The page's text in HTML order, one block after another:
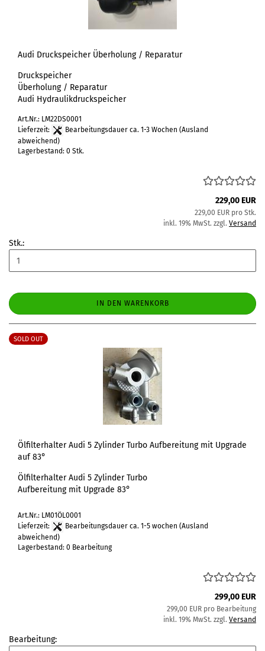
Audi Druckspeicher Überholung / Reparatur
Druckspeicher
Überholung / Reparatur
Audi Hydraulikdruckspeicher
Art.Nr.: LM22DS0001
Lieferzeit:
Bearbeitungsdauer ca. 1-3 Wochen (Ausland
abweichend)
Lagerbestand: 0 Stk.
229,00 EUR
229,00 EUR pro Stk.
inkl. 19% MwSt. zzgl. Versand
Stk.:
IN DEN WARENKORB
SOLD OUT
Ölfilterhalter Audi 5 Zylinder Turbo Aufbereitung mit Upgrade
auf 83°
Ölfilterhalter Audi 5 Zylinder Turbo
Aufbereitung mit Upgrade 83°
Art.Nr.: LM01ÖL0001
Lieferzeit:
Bearbeitungsdauer ca. 1-5 wochen (Ausland
abweichend)
Lagerbestand: 0 Bearbeitung
299,00 EUR
299,00 EUR pro Bearbeitung
inkl. 19% MwSt. zzgl. Versand
Bearbeitung: